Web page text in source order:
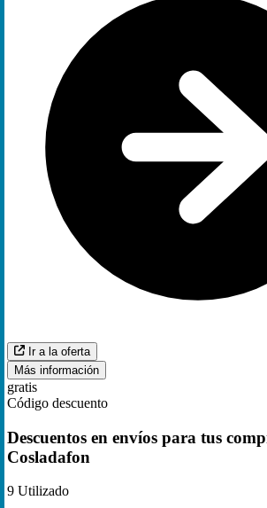
Ir a la oferta
Más información
gratis
Código descuento
Descuentos en envíos para tus
Cosladafon
9 Utilizado